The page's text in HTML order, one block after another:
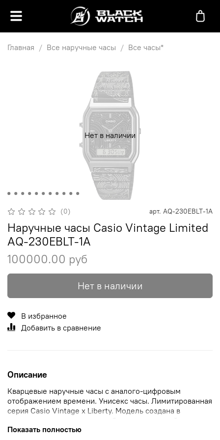
Главная Все наручные часы Все часы*
Нет в наличии
(0) арт. AQ-230EBLT-1A
Наручные часы Casio Vintage Limited
AQ-230EBLT-1A
100000.00 руб
Нет в наличии
В избранное
Добавить в сравнение
Описание
Кварцевые наручные часы с аналого-цифровым
отображением времени. Унисекс часы. Лимитированная
серия Casio Vintage x Liberty. Модель создана в
домом модной одежды и аксессуаров Liberty,
Показать полностью